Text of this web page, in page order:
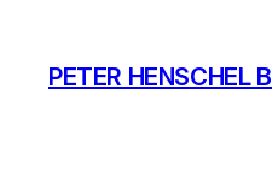
springen
PETER HENSCHEL